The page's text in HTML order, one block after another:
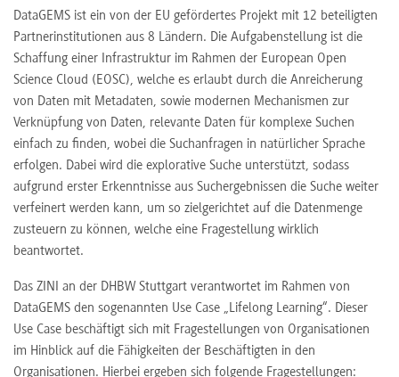
DataGEMS ist ein von der EU gefördertes Projekt mit 12 beteiligten
Partnerinstitutionen aus 8 Ländern. Die Aufgabenstellung ist die
Schaffung einer Infrastruktur im Rahmen der European Open
Science Cloud (EOSC), welche es erlaubt durch die Anreicherung
von Daten mit Metadaten, sowie modernen Mechanismen zur
Verknüpfung von Daten, relevante Daten für komplexe Suchen
einfach zu finden, wobei die Suchanfragen in natürlicher Sprache
erfolgen. Dabei wird die explorative Suche unterstützt, sodass
aufgrund erster Erkenntnisse aus Suchergebnissen die Suche weiter
verfeinert werden kann, um so zielgerichtet auf die Datenmenge
zusteuern zu können, welche eine Fragestellung wirklich
beantwortet.
Das ZINI an der DHBW Stuttgart verantwortet im Rahmen von
DataGEMS den sogenannten Use Case „Lifelong Learning“. Dieser
Use Case beschäftigt sich mit Fragestellungen von Organisationen
im Hinblick auf die Fähigkeiten der Beschäftigten in den
Organisationen. Hierbei ergeben sich folgende Fragestellungen: